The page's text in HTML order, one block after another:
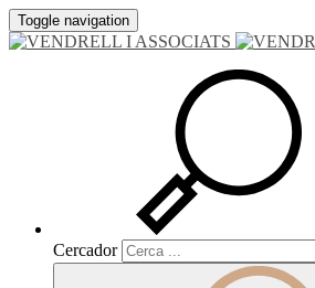
Toggle navigation
Cercador